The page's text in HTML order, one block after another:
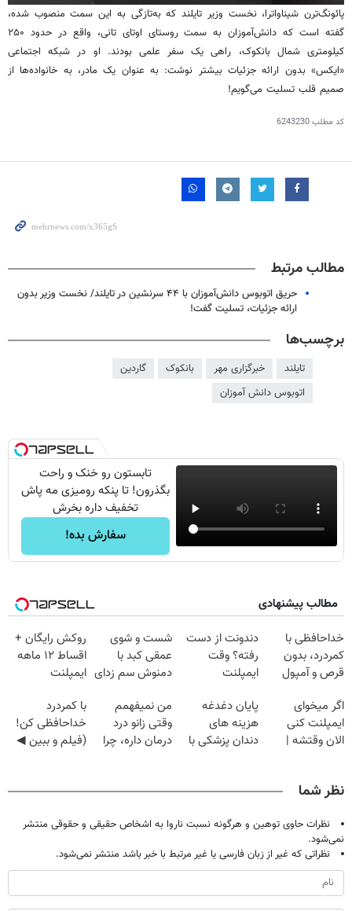
0
seconds
of
1
minute,
17
پائونگ‌ترن شیناواترا، نخست وزیر تایلند که به‌تازگی به این سمت منصوب شده،
گفته است که دانش‌آموزان به سمت روستای اوتای تانی، واقع در حدود ۲۵۰
کیلومتری شمال بانکوک، راهی یک سفر علمی بودند. او در شبکه اجتماعی
«ایکس» بدون ارائه جزئیات بیشتر نوشت: به عنوان یک مادر، به خانواده‌ها از
صمیم قلب تسلیت می‌گویم!
کد مطلب6243230
مطالب مرتبط
حریق اتوبوس دانش‌آموزان با ۴۴ سرنشین در تایلند/ نخست وزیر بدون
ارائه جزئیات، تسلیت گفت!
برچسب‌ها
تایلند خبرگزاری مهر بانکوک
گاردین
اتوبوس دانش آموزان
تابستون رو خنک و راحت
بگذرون! تا پنکه رومیزی مه پاش
تخفیف داره بخرش
سفارش بده!
مطالب پیشنهادی
خداحافظی با
کمردرد، بدون
قرص و آمپول
دندونت از دست
رفته؟ وقت
ایمپلنت
شست و شوی
عمقی کبد با
دمنوش سم زدای
روکش رایگان +
اقساط ۱۲ ماهه
ایمپلنت
اگر میخوای
ایمپلنت کنی
الان وقتشه |
پایان دغدغه
هزینه های
دندان پزشکی با
من نمیفهمم
وقتی زانو درد
درمان داره، چرا
با کمردرد
خداحافظی کن!
(فیلم و ببین ◀
نظر شما
نظرات حاوی توهین و هرگونه نسبت ناروا به اشخاص حقیقی و حقوقی منتشر
نمی‌شود.
نظراتی که غیر از زبان فارسی یا غیر مرتبط با خبر باشد منتشر نمی‌شود.